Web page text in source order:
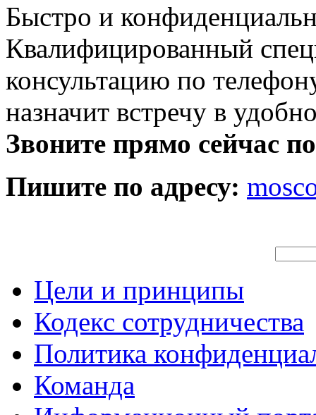
Быстро и
Квалифицированный
консультацию по
назначит встречу в
Звоните прямо сейчас
Пишите по адресу:
Цели и принципы
Кодекс сотрудничества
Политика
Команда